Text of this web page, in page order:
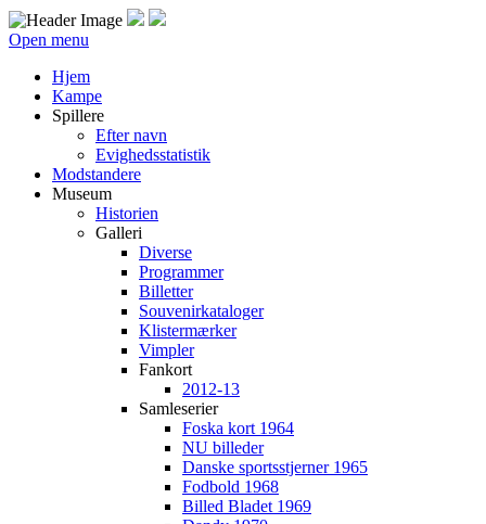
Open menu
Hjem
Kampe
Spillere
Efter navn
Evighedsstatistik
Modstandere
Museum
Historien
Galleri
Diverse
Programmer
Billetter
Souvenirkataloger
Klistermærker
Vimpler
Fankort
2012-13
Samleserier
Foska kort 1964
NU billeder
Danske sportsstjerner 1965
Fodbold 1968
Billed Bladet 1969